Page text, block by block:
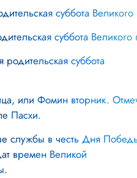
суббота Великого
суббота Великого
Пасхи.
времен Великой